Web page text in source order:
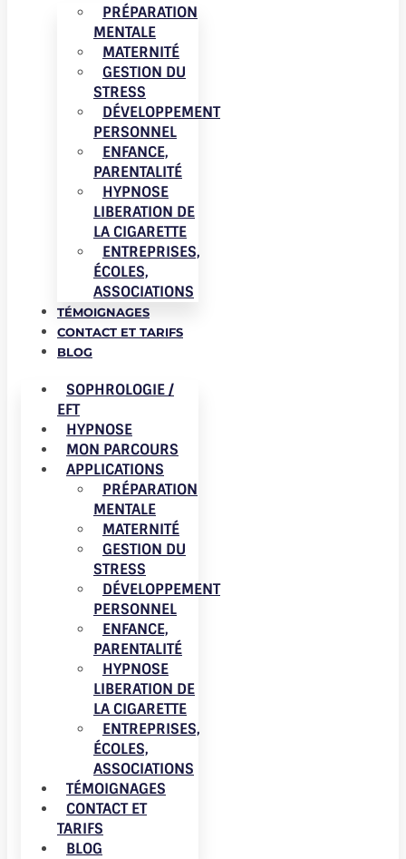
PRÉPARATION
MENTALE
MATERNITÉ
GESTION DU
STRESS
DÉVELOPPEMENT
PERSONNEL
ENFANCE,
PARENTALITÉ
HYPNOSE
LIBERATION DE
LA CIGARETTE
ENTREPRISES,
ÉCOLES,
ASSOCIATIONS
TÉMOIGNAGES
CONTACT ET TARIFS
BLOG
SOPHROLOGIE /
EFT
HYPNOSE
MON PARCOURS
APPLICATIONS
PRÉPARATION
MENTALE
MATERNITÉ
GESTION DU
STRESS
DÉVELOPPEMENT
PERSONNEL
ENFANCE,
PARENTALITÉ
HYPNOSE
LIBERATION DE
LA CIGARETTE
ENTREPRISES,
ÉCOLES,
ASSOCIATIONS
TÉMOIGNAGES
CONTACT ET
TARIFS
BLOG